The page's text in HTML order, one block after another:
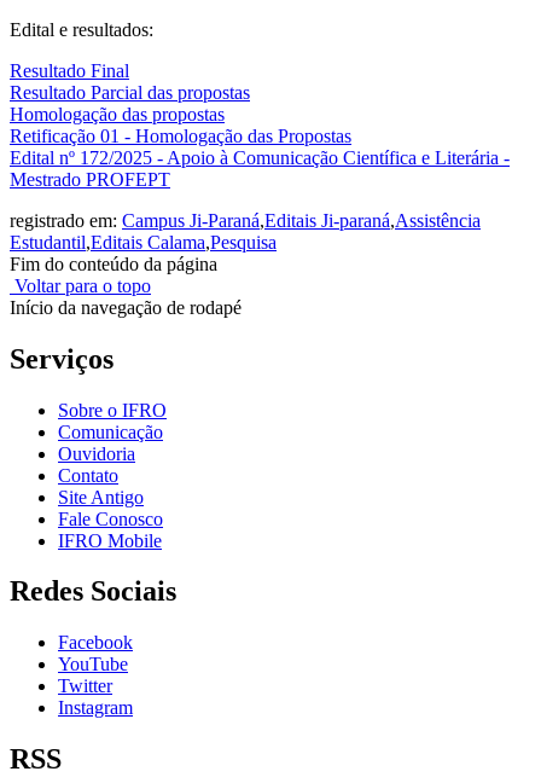
Edital e resultados:
Resultado Final
Resultado Parcial das propostas
Homologação das propostas
Retificação 01 - Homologação das Propostas
Edital nº 172/2025 - Apoio à Comunicação Científica e Literária -
Mestrado PROFEPT
registrado em: Campus Ji-Paraná,Editais Ji-paraná,Assistência
Estudantil,Editais Calama,Pesquisa
Fim do conteúdo da página
Voltar para o topo
Início da navegação de rodapé
Serviços
Sobre o IFRO
Comunicação
Ouvidoria
Contato
Site Antigo
Fale Conosco
IFRO Mobile
Redes Sociais
Facebook
YouTube
Twitter
Instagram
RSS